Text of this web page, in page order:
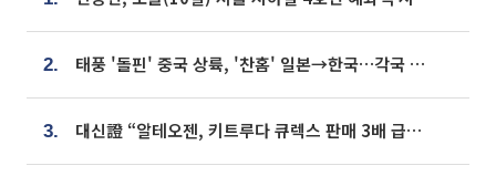
2. 태풍 '돌핀' 중국 상륙, '찬홈' 일본→한국…각국 기상청 예상 경로는?
3. 대신證 “알테오젠, 키트루다 큐렉스 판매 3배 급증…목표가 41만원 상향”